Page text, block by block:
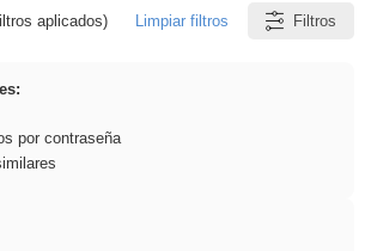
rezo
aplicados) Limpiar filtros Filtros
por contraseña